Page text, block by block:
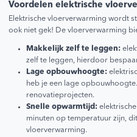
Voordelen elektrische
Elektrische vloerverwarming wordt
ook niet gek! De vloerverwarming
Makkelijk zelf te leggen:
zelf te leggen, hierdoor
Lage opbouwhoogte:
heb je een lage
renovatieprojecten.
Snelle opwarmtijd:
minuten op temperatuur zijn,
vloerverwarming.